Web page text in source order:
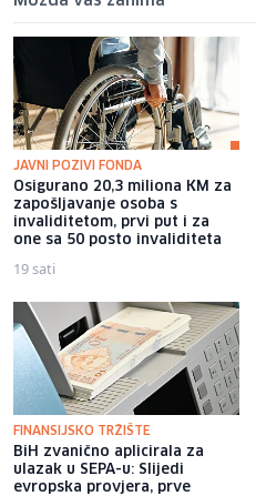
JAVNI POZIVI FONDA
Osigurano 20,3 miliona KM za
zapošljavanje osoba s
invaliditetom, prvi put i za
one sa 50 posto invaliditeta
19 sati
FINANSIJSKO TRŽIŠTE
BiH zvanično aplicirala za
ulazak u SEPA-u: Slijedi
evropska provjera, prve